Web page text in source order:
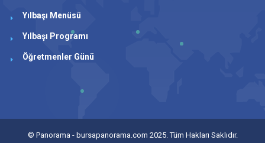
Yılbaşı Menüsü
Yılbaşı Programı
Öğretmenler Günü
© Panorama - bursapanorama.com 2025. Tüm Hakları Saklıdır.